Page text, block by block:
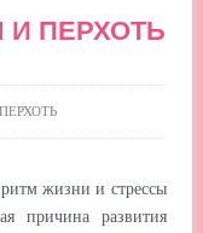
ПЕРХОТЬ
жизни и стрессы
причина развития